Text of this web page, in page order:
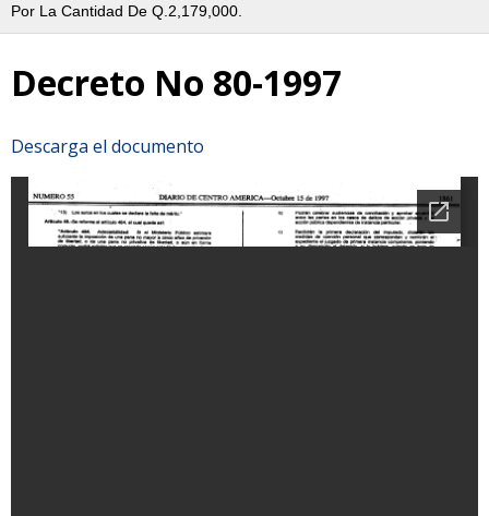
Por La Cantidad De Q.2,179,000.
Decreto No 80-1997
Descarga el documento